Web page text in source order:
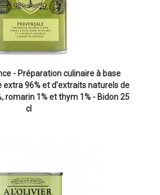
- Préparation culinaire à base
extra 96% et d'extraits naturels de
romarin 1% et thym 1% - Bidon 25
cl